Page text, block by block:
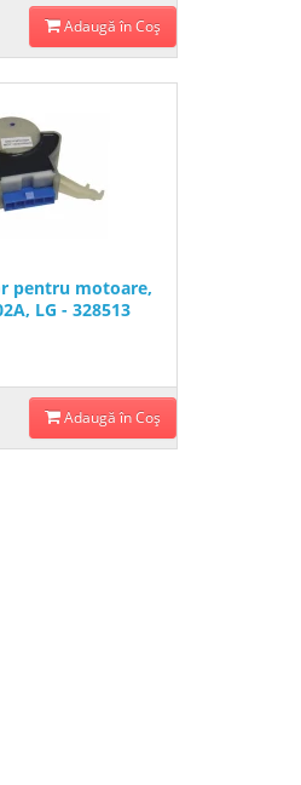
Adaugă în Coş
pentru motoare,
LG - 328513
Adaugă în Coş